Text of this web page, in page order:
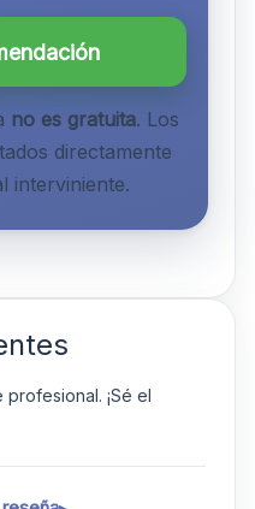
no es gratuita. Los
directamente
interviniente.
¡Sé el